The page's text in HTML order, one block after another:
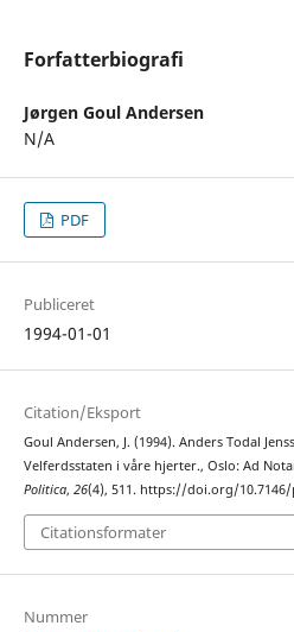
Forfatterbiografi
Jørgen Goul Andersen
N/A
PDF
Publiceret
1994-01-01
Citation/Eksport
Goul Andersen, J. (1994). Anders Todal
Velferdsstaten i våre hjerter., Oslo: Ad
Politica, 26(4), 511. https://doi.org/10.7146/
Citationsformater
Nummer